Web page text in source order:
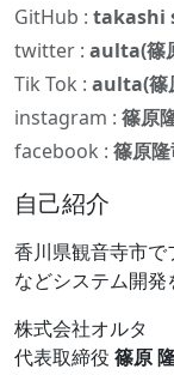
GitHub : takashi
twitter : aulta(篠
Tik Tok : aulta(篠
instagram : 篠原
facebook : 篠原隆
自己紹介
香川県観音寺市
などシステム開発
株式会社オルタ
代表取締役 篠原